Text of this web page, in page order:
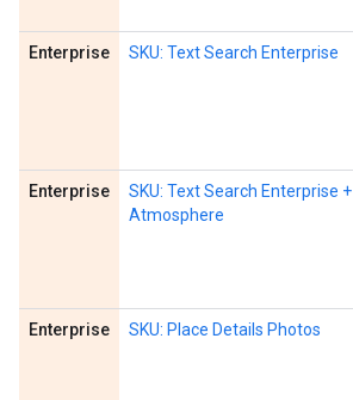
Enterprise SKU: Text Search Enterprise
Enterprise
SKU: Text Search Enterprise +
Atmosphere
Enterprise SKU: Place Details Photos